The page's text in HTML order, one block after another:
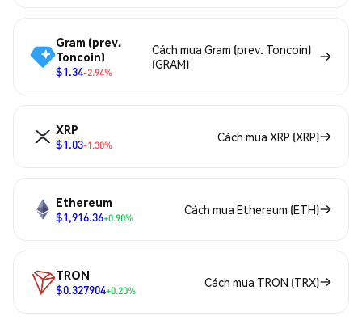
Gram (prev.
Toncoin)
$1.34-2.94%
Cách mua Gram (prev. Toncoin)
(GRAM)
XRP
$1.03-1.30%
Cách mua XRP (XRP)
Ethereum
$1,916.36+0.90%
Cách mua Ethereum (ETH)
TRON
$0.327904+0.20%
Cách mua TRON (TRX)